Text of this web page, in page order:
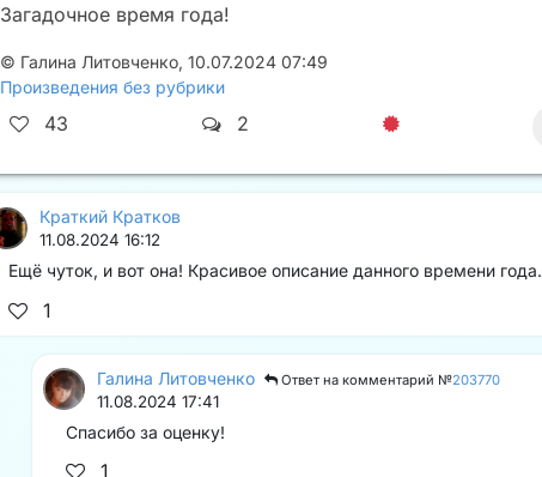
Загадочное время года!
© Галина Литовченко, 10.07.2024 07:49
Произведения без рубрики
43 2
Краткий Кратков
11.08.2024 16:12
Ещё чуток, и вот она! Красивое описание данного времени года.
1
Галина Литовченко Ответ на комментарий №203770
11.08.2024 17:41
Спасибо за оценку!
1